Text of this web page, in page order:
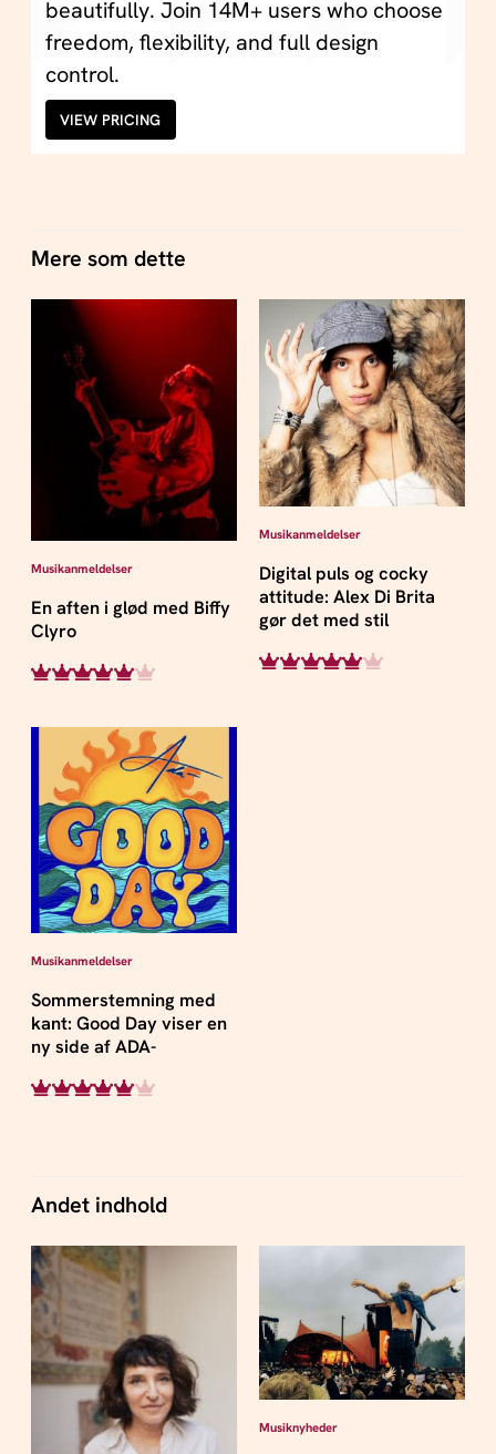
beautifully. Join 14M+ users who choose
freedom, flexibility, and full design
control.
VIEW PRICING
Mere som dette
Musikanmeldelser
En aften i glød med Biffy
Clyro
Musikanmeldelser
Digital puls og cocky
attitude: Alex Di Brita
gør det med stil
Musikanmeldelser
Sommerstemning med
kant: Good Day viser en
ny side af ADA-
Andet indhold
Musiknyheder